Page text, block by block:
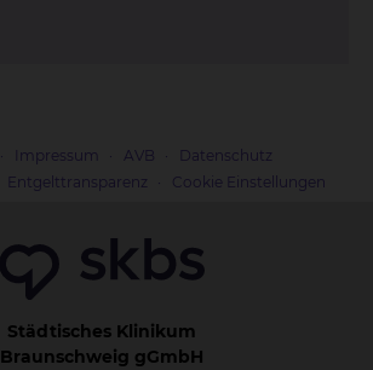
Impressum AVB
Datenschutz
Entgelttransparenz Cookie Einstellungen
Städtisches Klinikum
Braunschweig gGmbH